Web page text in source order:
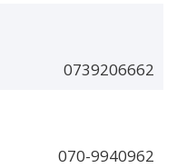
0739206662
070-9940962